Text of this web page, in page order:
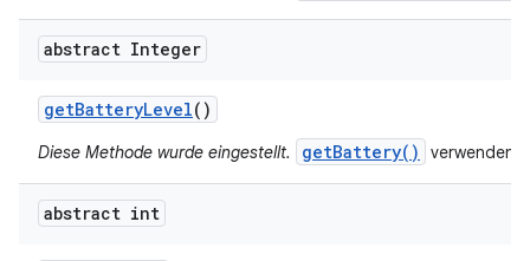
abstract Integer
getBatteryLevel()
Diese Methode wurde eingestellt. getBattery() verwenden
abstract int